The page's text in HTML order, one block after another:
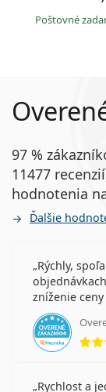
Poštovné
97 %
11477
hodnotenia
Ďalšie
Rýchly,
zníženie
Rychlost a